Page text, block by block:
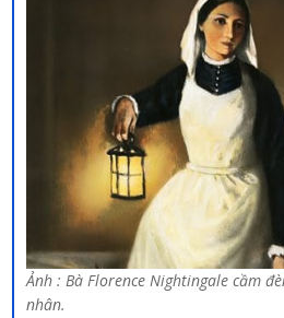
Ảnh : Bà Florence Nightingale cầm
nhân.